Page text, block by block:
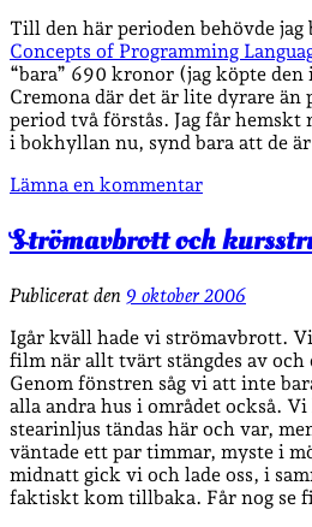
Till den här perioden behövde jag
Concepts of Programming
“bara” 690 kronor (jag köpte
Cremona där det är lite dyrare
period två förstås. Jag får hemskt
i bokhyllan nu, synd bara att de
Lämna en kommentar
Strömavbrott och
Publicerat den 9 oktober 2006
Igår kväll hade vi strömavbrott.
film när allt tvärt stängdes av
Genom fönstren såg vi att inte
alla andra hus i området också.
stearinljus tändas här och var,
väntade ett par timmar, myste i
midnatt gick vi och lade oss, i
faktiskt kom tillbaka. Får nog se